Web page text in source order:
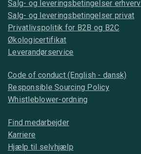
Salg- og leveringsbetingelser erhverv
Salg- og leveringsbetingelser privat
Privatlivspolitik for B2B og B2C
Økologicertifikat
Leverandørservice
Code of conduct (English - dansk)
Responsible Sourcing Policy
Whistleblower-ordning
Find medarbejder
Karriere
Hjælp til selvhjælp